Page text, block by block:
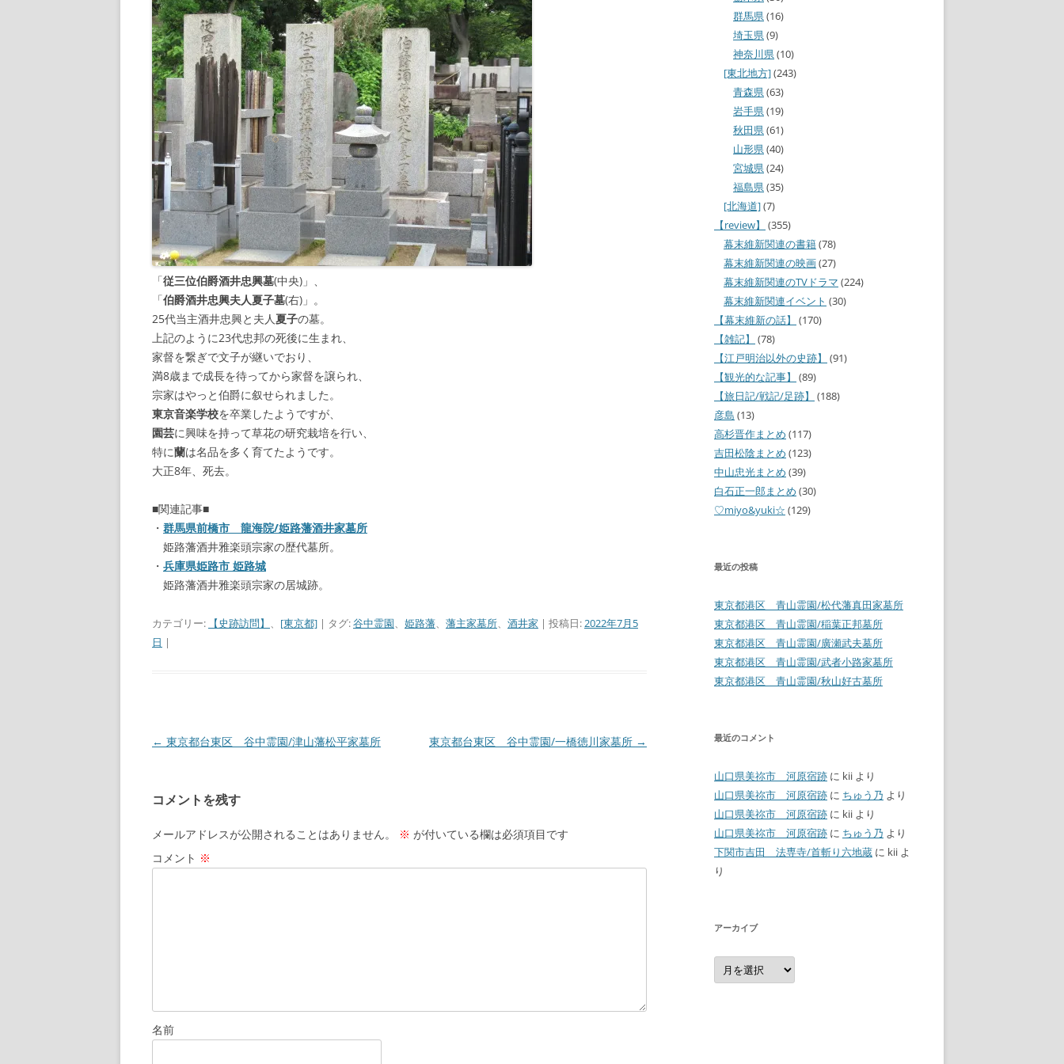
「従三位伯爵酒井忠興墓(中央)」、
「伯爵酒井忠興夫人夏子墓(右)」。
25代当主酒井忠興と夫人夏子の墓。
上記のように23代忠邦の死後に生まれ、
家督を繋ぎで文子が継いでおり、
満8歳まで成長を待ってから家督を譲られ、
宗家はやっと伯爵に叙せられました。
東京音楽学校を卒業したようですが、
園芸に興味を持って草花の研究栽培を行い、
特に蘭は名品を多く育てたようです。
大正8年、死去。
■関連記事■
・ 群馬県前橋市 龍海院/姫路藩酒井家墓所
姫路藩酒井雅楽頭宗家の歴代墓所。
・ 兵庫県姫路市 姫路城
姫路藩酒井雅楽頭宗家の居城跡。
カテゴリー: 【史跡訪問】 、 [東京都] | タグ:谷中霊園、 姫路藩、 藩主家墓所、 酒井家 | 投稿日:2022年7月5
日 |
投
ビ
ゲ
ー
← 東京都台東区 谷中霊園/津山藩松平家墓所 東京都台東区 谷中霊園/一橋徳川家墓所 →
コメントを残す
メールアドレスが公開されることはありません。 ※ が付いている欄は必須項目です
コメント ※
名前
群馬県(16)
埼玉県(9)
神奈川県(10)
[東北地方](243)
青森県(63)
岩手県(19)
秋田県(61)
山形県(40)
宮城県(24)
福島県(35)
[北海道](7)
【review】
(355)
幕末維新関連の書籍(78)
幕末維新関連の映画(27)
幕末維新関連のTVドラマ (224)
幕末維新関連イベント (30)
【幕末維新の話】
(170)
【雑記】
(78)
【江戸明治以外の史跡】
(91)
【観光的な記事】
(89)
【旅日記/戦記/足跡】
(188)
彦島 (13)
高杉晋作まとめ (117)
吉田松陰まとめ (123)
中山忠光まとめ (39)
白石正一郎まとめ (30)
♡miyo&yuki☆ (129)
最近の投稿
東京都港区 青山霊園/松代藩真田家墓所
東京都港区 青山霊園/稲葉正邦墓所
東京都港区 青山霊園/廣瀬武夫墓所
東京都港区 青山霊園/武者小路家墓所
東京都港区 青山霊園/秋山好古墓所
最近のコメント
山口県美祢市 河原宿跡 に kii より
山口県美祢市 河原宿跡 に ちゅう乃 より
山口県美祢市 河原宿跡 に kii より
山口県美祢市 河原宿跡 に ちゅう乃 より
下関市吉田 法専寺/首斬り六地蔵 に kii よ
り
アーカイブ
ア
ー
カ